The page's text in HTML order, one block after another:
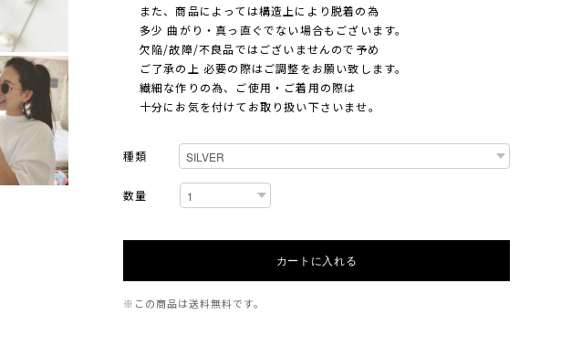
また、商品によっては構造上により脱着の為
多少 曲がり・真っ直ぐでない場合もございます。
欠陥/故障/不良品ではございませんので予め
ご了承の上 必要の際はご調整をお願い致します。
繊細な作りの為、ご使用・ご着用の際は
十分にお気を付けてお取り扱い下さいませ。
種類
数量
カートに入れる
※この商品は送料無料です。